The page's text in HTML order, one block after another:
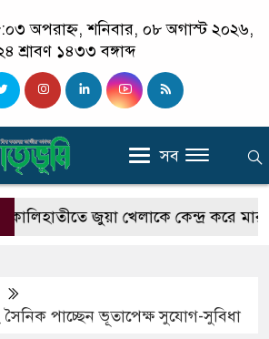
অপরাহ্ন, শনিবার, ০৮ অগাস্ট ২০২৬,
শ্রাবণ ১৪৩৩ বঙ্গাব্দ
সব
জুয়া খেলাকে কেন্দ্র করে মারধর,
পাচ্ছেন ভূতাপেক্ষ সুযোগ-সুবিধা